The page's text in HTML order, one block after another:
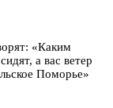
«Каким
а вас ветер
Поморье»